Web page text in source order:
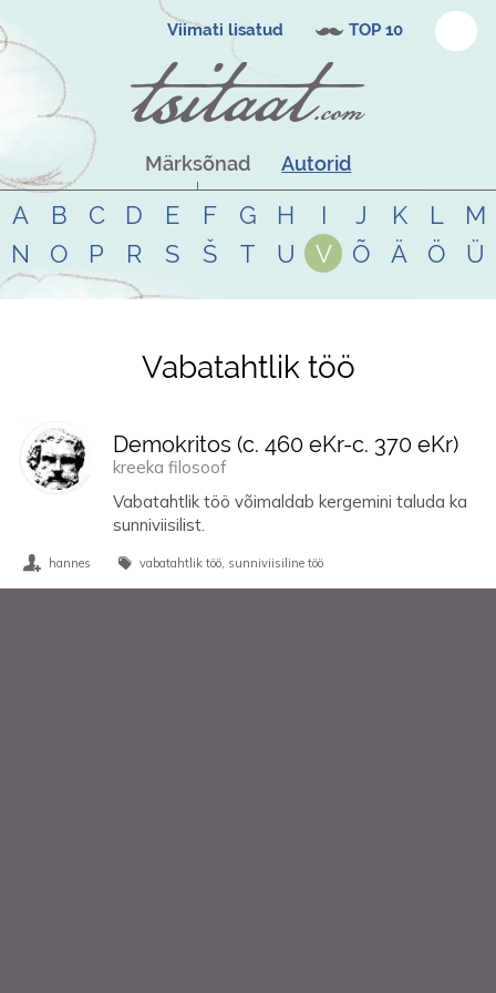
Viimati lisatud TOP 10
Märksõnad Autorid
A B C D E F G H I J K L
M
N
O P R S Š T U V Õ Ä Ö Ü
Tsitaadid teemalvabatahtlik töö
Vabatahtlik töö
Demokritos (c. 460 eKr-c. 370 eKr)
kreeka filosoof
Vabatahtlik töö võimaldab kergemini taluda ka
sunniviisilist.
hannes vabatahtlik töö sunniviisiline töö